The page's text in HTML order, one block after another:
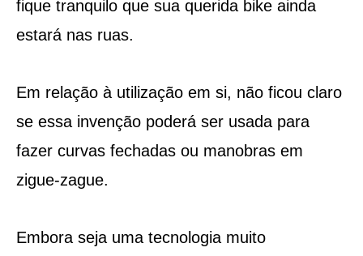
fique tranquilo que sua querida bike ainda
estará nas ruas.
Em relação à utilização em si, não ficou claro
se essa invenção poderá ser usada para
fazer curvas fechadas ou manobras em
zigue-zague.
Embora seja uma tecnologia muito